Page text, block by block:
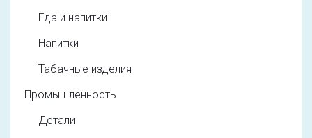
Еда и напитки
Напитки
Табачные изделия
Промышленность
Детали